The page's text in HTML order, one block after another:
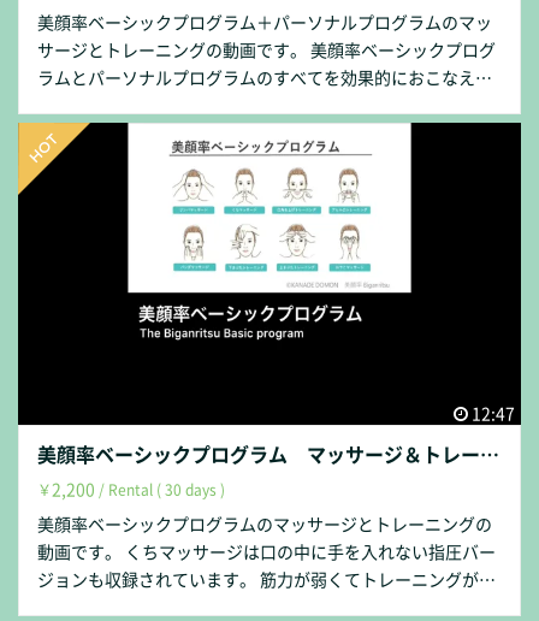
美顔率ベーシックプログラム＋パーソナルプログラムのマッ
サージとトレーニングの動画です。 美顔率ベーシックプログ
ラムとパーソナルプログラムのすべてを効果的におこなえる
手を入れない指圧バージョンも収録されています。 筋力が弱
くてトレーニングが上手くできない場合におこなうアシスト
トレーニング・ノングラビティ―トレーニングが各トレーニ
ングの後に収録されています。 B1 リンパマッサージ P1
あご首たるみ筋トレーニング(アシストトレーニング・ノング
ラビティ―トレーニング) B2-1 くちマッサージ P2 ほうれ
い線筋マッサージ B2-2 くちマッサージ(指圧法) B3 口角上
げトレーニング(アシストトレーニング・ノングラビティ―ト
P3 目頭シワ筋マッサージ B6 下まぶたトレーニング(アシ
まぶたトレーニング(アシストトレーニング・ノングラビティ
―トレーニング) P4 眉間シワ筋マッサージ B8 おでこマッ
サージ ・美顔率ベーシックセミナー動画のマッサージ＆トレ
ーニングとの違い 美顔率ベーシックセミナー動画では、これ
に加えて各マッサージ・トレーニング毎に、おこなう範囲と
12:47
美顔率ベーシックプログラム マッサージ＆トレーニング動画
￥2,200 / Rental ( 30 days )
美顔率ベーシックプログラムのマッサージとトレーニングの
動画です。 くちマッサージは口の中に手を入れない指圧バー
ジョンも収録されています。 筋力が弱くてトレーニングが上